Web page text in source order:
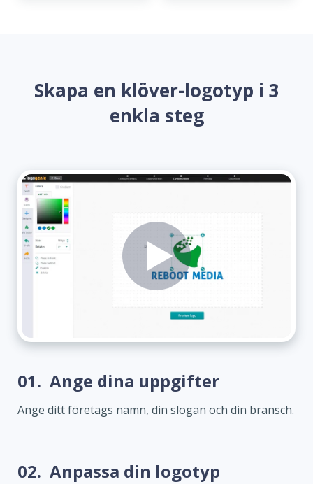
Skapa en klöver-logotyp i 3
enkla steg
01. Ange dina uppgifter
Ange ditt företags namn, din slogan och din bransch.
02. Anpassa din logotyp